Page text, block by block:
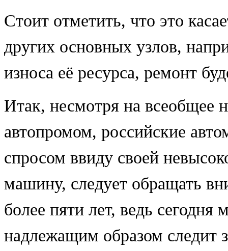
Стоит отметить, что это
других основных узлов,
износа её ресурса, ремонт
Итак, несмотря на всеобщее
автопромом, российские
спросом ввиду своей
машину, следует обращать
более пяти лет, ведь сегодня
надлежащим образом следит